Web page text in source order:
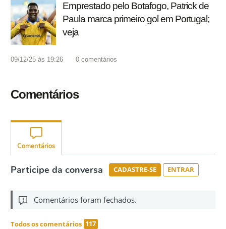
Emprestado pelo Botafogo, Patrick de
Paula marca primeiro gol em Portugal;
veja
09/12/25 às 19:26 0 comentários
Comentários